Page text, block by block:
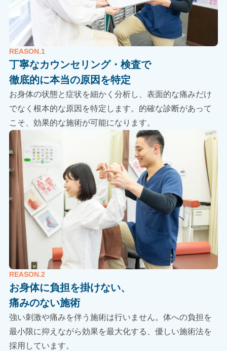
素晴らしい技術と素敵な人柄の先生ばかりですの
で、整体院を探されているのであれば、私はセラピ
ストプラネットさんを心からお勧め致します。
REASON.1
丁寧なカウンセリング・検査で
徹底的に本当の原因を特定
お身体の状態と症状を細かく分析し、表面的な痛みだけ
でなく根本的な原因を特定します。的確な診断があって
こそ、効果的な施術が可能になります。
REASON.2
お身体に負担を掛けない、
痛みのない施術
強い刺激や痛みを伴う施術は行いません。体への負担を
最小限に抑えながら効果を最大化する、優しい施術法を
採用しています。